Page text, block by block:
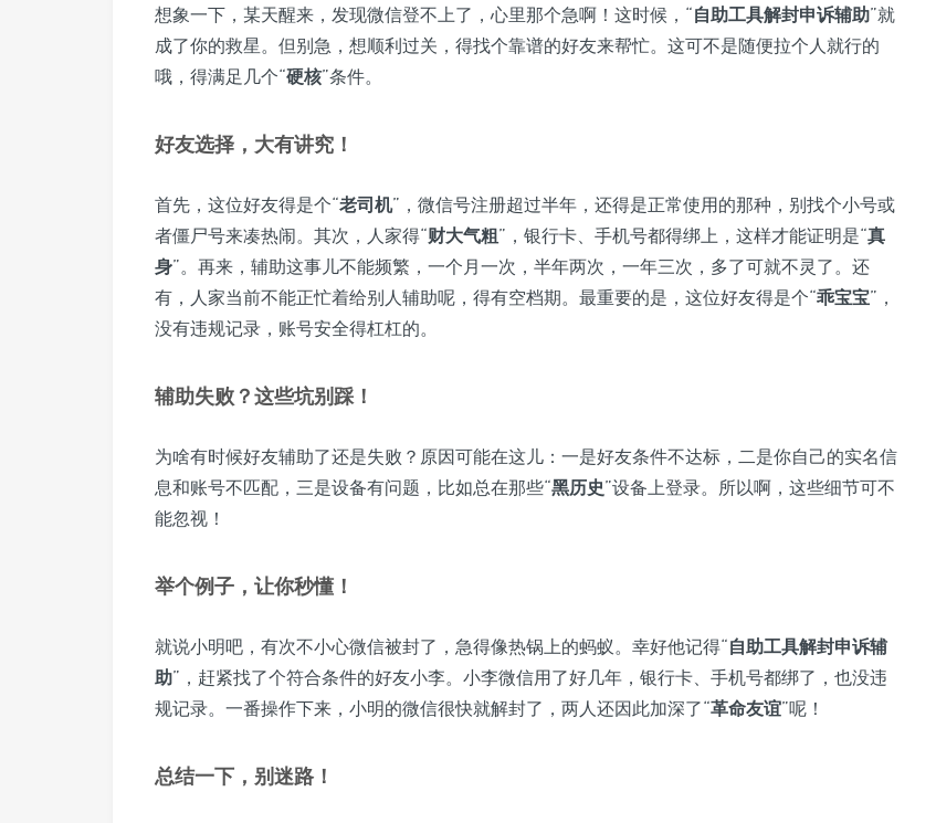
想象一下，某天醒来，发现微信登不上了，心里那个急啊！这时候，“自助工具解封申诉辅助”就
成了你的救星。但别急，想顺利过关，得找个靠谱的好友来帮忙。这可不是随便拉个人就行的
哦，得满足几个“硬核”条件。
好友选择，大有讲究！
首先，这位好友得是个“老司机”，微信号注册超过半年，还得是正常使用的那种，别找个小号或
者僵尸号来凑热闹。其次，人家得“财大气粗”，银行卡、手机号都得绑上，这样才能证明是“真
身”。再来，辅助这事儿不能频繁，一个月一次，半年两次，一年三次，多了可就不灵了。还
有，人家当前不能正忙着给别人辅助呢，得有空档期。最重要的是，这位好友得是个“乖宝宝”，
没有违规记录，账号安全得杠杠的。
辅助失败？这些坑别踩！
为啥有时候好友辅助了还是失败？原因可能在这儿：一是好友条件不达标，二是你自己的实名信
息和账号不匹配，三是设备有问题，比如总在那些“黑历史”设备上登录。所以啊，这些细节可不
能忽视！
举个例子，让你秒懂！
就说小明吧，有次不小心微信被封了，急得像热锅上的蚂蚁。幸好他记得“自助工具解封申诉辅
助”，赶紧找了个符合条件的好友小李。小李微信用了好几年，银行卡、手机号都绑了，也没违
规记录。一番操作下来，小明的微信很快就解封了，两人还因此加深了“革命友谊”呢！
总结一下，别迷路！